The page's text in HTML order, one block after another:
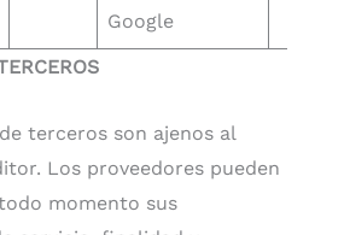
Google
terceros son ajenos al
Los proveedores pueden
momento sus